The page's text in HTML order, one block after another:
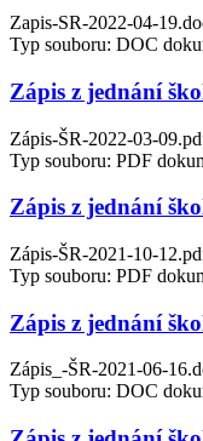
Zapis-SR-2022-04-
Typ souboru: DOC
Zápis z jednání
Zápis-ŠR-2022-03-
Typ souboru: PDF
Zápis z jednání
Zápis-ŠR-2021-10-
Typ souboru: PDF
Zápis z jednání
Zápis_-ŠR-2021-06-
Typ souboru: DOC